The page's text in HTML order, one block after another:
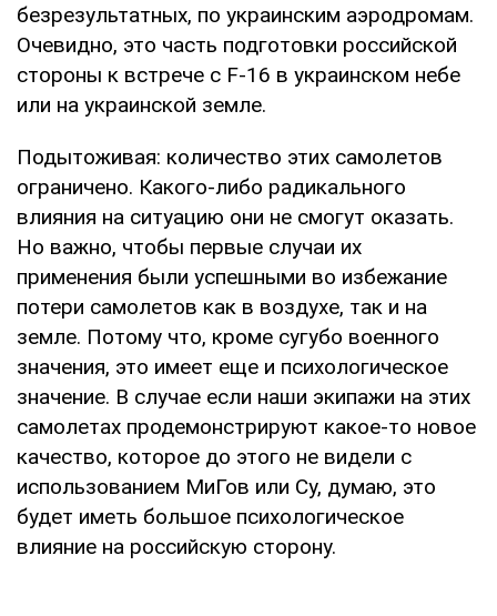
безрезультатных, по украинским аэродромам.
Очевидно, это часть подготовки российской
стороны к встрече с F-16 в украинском небе
или на украинской земле.
Подытоживая: количество этих самолетов
ограничено. Какого-либо радикального
влияния на ситуацию они не смогут оказать.
Но важно, чтобы первые случаи их
применения были успешными во избежание
потери самолетов как в воздухе, так и на
земле. Потому что, кроме сугубо военного
значения, это имеет еще и психологическое
значение. В случае если наши экипажи на этих
самолетах продемонстрируют какое-то новое
качество, которое до этого не видели с
использованием МиГов или Су, думаю, это
будет иметь большое психологическое
влияние на российскую сторону.